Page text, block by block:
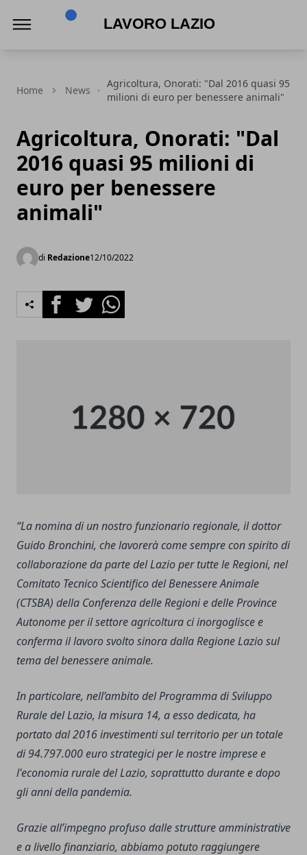
Home News
Agricoltura, Onorati: "Dal 2016 quasi 95
milioni di euro per benessere animali"
Agricoltura, Onorati: "Dal
2016 quasi 95 milioni di
euro per benessere
animali"
di Redazione12/10/2022
FacebookTwitterWhatsapp
“La nomina di un nostro funzionario regionale, il dottor
Guido Bronchini, che lavorerà come sempre con spirito di
collaborazione da parte del Lazio per tutte le Regioni, nel
Comitato Tecnico Scientifico del Benessere Animale
(CTSBA) della Conferenza delle Regioni e delle Province
Autonome per il settore agricoltura ci inorgoglisce e
conferma il lavoro svolto sinora dalla Regione Lazio sul
tema del benessere animale.
In particolare, nell’ambito del Programma di Sviluppo
Rurale del Lazio, la misura 14, a esso dedicata, ha
portato dal 2016 investimenti sul territorio per un totale
di 94.797.000 euro strategici per le nostre imprese e
l'economia rurale del Lazio, soprattutto durante e dopo
gli anni della pandemia.
Grazie all’impegno profuso dalle strutture amministrative
e a livello finanziario, abbiamo potuto raggiungere